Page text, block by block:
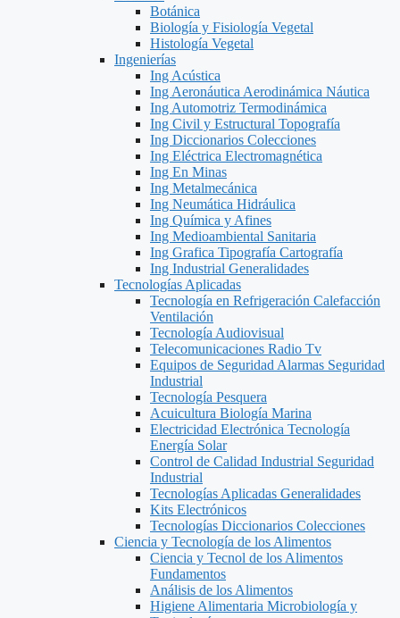
Botánica
Biología y Fisiología Vegetal
Histología Vegetal
Ingenierías
Ing Acústica
Ing Aeronáutica Aerodinámica Náutica
Ing Automotriz Termodinámica
Ing Civil y Estructural Topografía
Ing Diccionarios Colecciones
Ing Eléctrica Electromagnética
Ing En Minas
Ing Metalmecánica
Ing Neumática Hidráulica
Ing Química y Afines
Ing Medioambiental Sanitaria
Ing Grafica Tipografía Cartografía
Ing Industrial Generalidades
Tecnologías Aplicadas
Tecnología en Refrigeración Calefacción
Ventilación
Tecnología Audiovisual
Telecomunicaciones Radio Tv
Equipos de Seguridad Alarmas Seguridad
Industrial
Tecnología Pesquera
Acuicultura Biología Marina
Electricidad Electrónica Tecnología
Energía Solar
Control de Calidad Industrial Seguridad
Industrial
Tecnologías Aplicadas Generalidades
Kits Electrónicos
Tecnologías Diccionarios Colecciones
Ciencia y Tecnología de los Alimentos
Ciencia y Tecnol de los Alimentos
Fundamentos
Análisis de los Alimentos
Higiene Alimentaria Microbiología y